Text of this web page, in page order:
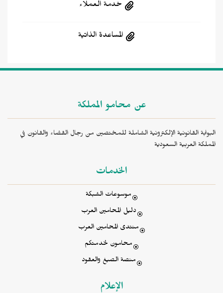
خدمة العملاء
المساعدة الذاتية
عن محامو المملكة
البوابة القانونية الإلكترونية الشاملة للمختصين من رجال القضاء والقانون في
المملكة العربية السعودية
الخدمات
موسوعات الشبكة
دليل المحامين العرب
منتدى المحامين العرب
محامون لخدمتكم
منصة الصيغ والعقود
الإعلام